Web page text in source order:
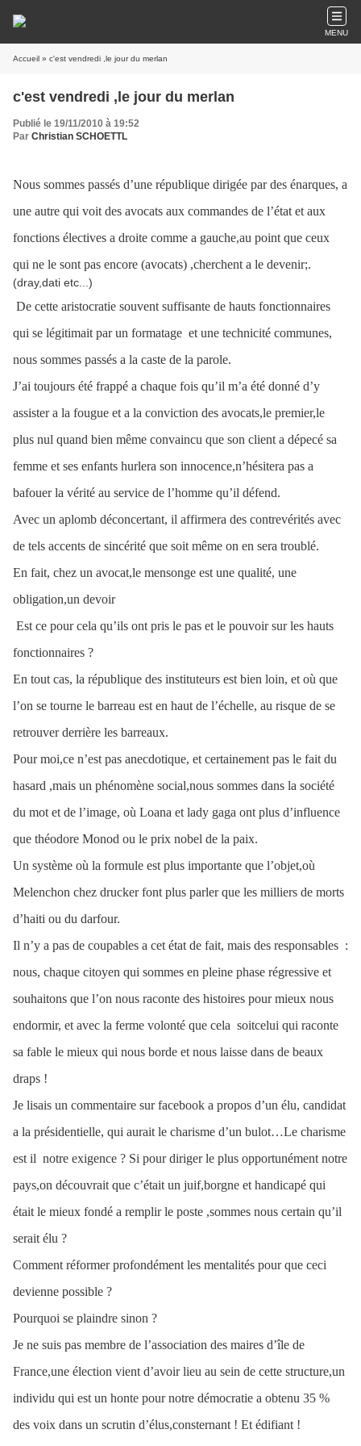
MENU
Accueil » c'est vendredi ,le jour du merlan
c'est vendredi ,le jour du merlan
Publié le 19/11/2010 à 19:52
Par Christian SCHOETTL
Nous sommes passés d’une république dirigée par des énarques, a
une autre qui voit des avocats aux commandes de l’état et aux
fonctions électives a droite comme a gauche,au point que ceux
qui ne le sont pas encore (avocats) ,cherchent a le devenir;.
(dray,dati etc...)
De cette aristocratie souvent suffisante de hauts fonctionnaires
qui se légitimait par un formatage et une technicité communes,
nous sommes passés a la caste de la parole.
J’ai toujours été frappé a chaque fois qu’il m’a été donné d’y
assister a la fougue et a la conviction des avocats,le premier,le
plus nul quand bien même convaincu que son client a dépecé sa
femme et ses enfants hurlera son innocence,n’hésitera pas a
bafouer la vérité au service de l’homme qu’il défend.
Avec un aplomb déconcertant, il affirmera des contrevérités avec
de tels accents de sincérité que soit même on en sera troublé.
En fait, chez un avocat,le mensonge est une qualité, une
obligation,un devoir
Est ce pour cela qu’ils ont pris le pas et le pouvoir sur les hauts
fonctionnaires ?
En tout cas, la république des instituteurs est bien loin, et où que
l’on se tourne le barreau est en haut de l’échelle, au risque de se
retrouver derrière les barreaux.
Pour moi,ce n’est pas anecdotique, et certainement pas le fait du
hasard ,mais un phénomène social,nous sommes dans la société
du mot et de l’image, où Loana et lady gaga ont plus d’influence
que théodore Monod ou le prix nobel de la paix.
Un système où la formule est plus importante que l’objet,où
Melenchon chez drucker font plus parler que les milliers de morts
d’haiti ou du darfour.
Il n’y a pas de coupables a cet état de fait, mais des responsables :
nous, chaque citoyen qui sommes en pleine phase régressive et
souhaitons que l’on nous raconte des histoires pour mieux nous
endormir, et avec la ferme volonté que cela soitcelui qui raconte
sa fable le mieux qui nous borde et nous laisse dans de beaux
draps !
Je lisais un commentaire sur facebook a propos d’un élu, candidat
a la présidentielle, qui aurait le charisme d’un bulot…Le charisme
est il notre exigence ? Si pour diriger le plus opportunément notre
pays,on découvrait que c’était un juif,borgne et handicapé qui
était le mieux fondé a remplir le poste ,sommes nous certain qu’il
serait élu ?
Comment réformer profondément les mentalités pour que ceci
devienne possible ?
Pourquoi se plaindre sinon ?
Je ne suis pas membre de l’association des maires d’île de
France,une élection vient d’avoir lieu au sein de cette structure,un
individu qui est un honte pour notre démocratie a obtenu 35 %
des voix dans un scrutin d’élus,consternant ! Et édifiant !